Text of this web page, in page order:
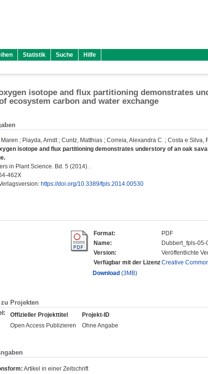
Statistik Suche Hilfe
isotope and flux partitioning demonstrates
ecosystem carbon and water exchange
; Piayda, Arndt; Cuntz, Matthias ; Correia, Alexandra C. ; Costa e Silva,
isotope and flux partitioning demonstrates understory of an oak
in Plant Science. Bd. 5 (2014) .
462X
https://doi.org/10.3389/fpls.2014.00530
Format:
PDF
Name:
Dubbert_fpls-05-
Version:
Veröffentlichte
Verfügbar mit der LizenzCreative
Download (3MB)
Projekten
Offizieller Projekttitel
Projekt-ID
Open Access Publizieren
Ohne Angabe
Artikel in einer Zeitschrift